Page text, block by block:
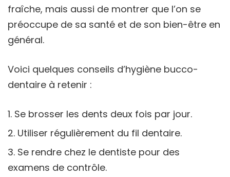
fraîche, mais aussi de montrer que l’on se
préoccupe de sa santé et de son bien-être en
général.
Voici quelques conseils d’hygiène bucco-
dentaire à retenir :
Se brosser les dents deux fois par jour.
Utiliser régulièrement du fil dentaire.
Se rendre chez le dentiste pour des
examens de contrôle.